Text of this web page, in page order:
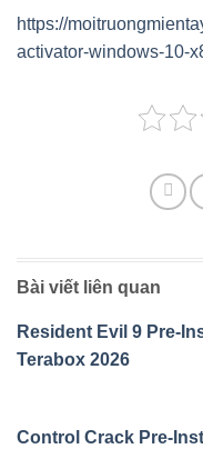
https://
activator-windows-10-
Bài viết liên quan
Resident Evil 9 Pre-
Terabox 2026
Control Crack Pre-